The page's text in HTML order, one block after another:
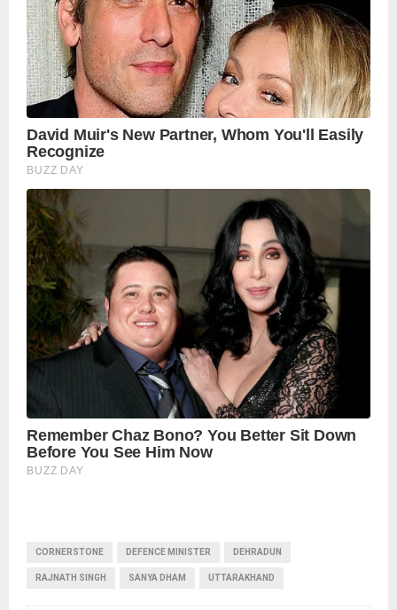
CORNERSTONE DEFENCE MINISTER DEHRADUN
RAJNATH SINGH SANYA DHAM UTTARAKHAND